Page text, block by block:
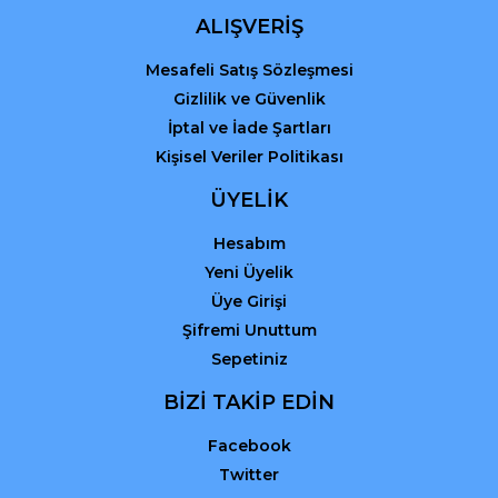
ALIŞVERİŞ
Mesafeli Satış Sözleşmesi
Gizlilik ve Güvenlik
İptal ve İade Şartları
Kişisel Veriler Politikası
ÜYELİK
Hesabım
Yeni Üyelik
Üye Girişi
Şifremi Unuttum
Sepetiniz
BİZİ TAKİP EDİN
Facebook
Twitter